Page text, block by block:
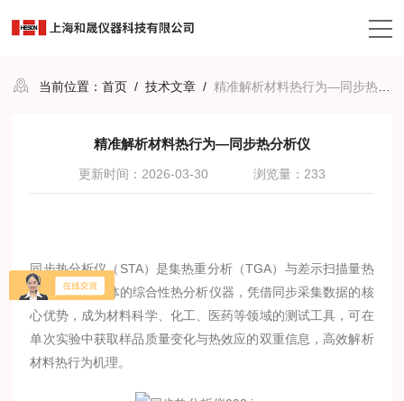
当前位置：首页 /技术文章 / 精准解析材料热行为—同步热分析仪
精准解析材料热行为—同步热分析仪
更新时间：2026-03-30 浏览量：233
同步热分析仪（STA）是集热重分析（TGA）与差示扫描量热
（DSC）于一体的综合性热分析仪器，凭借同步采集数据的核
心优势，成为材料科学、化工、医药等领域的测试工具，可在
单次实验中获取样品质量变化与热效应的双重信息，高效解析
材料热行为机理。